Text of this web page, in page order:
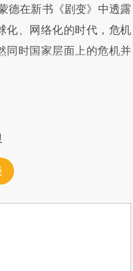
德在新书《剧变》中透露
化、网络化的时代，危机
同时国家层面上的危机并